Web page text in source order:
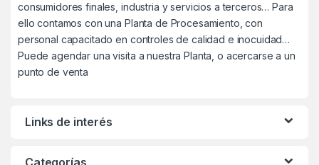
consumidores finales, industria y servicios a terceros… Para
ello contamos con una Planta de Procesamiento, con
personal capacitado en controles de calidad e inocuidad…
Puede agendar una visita a nuestra Planta, o acercarse a un
punto de venta
Links de interés